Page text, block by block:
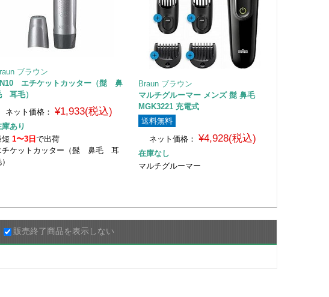
ブラウン
エチケットカッター（髭 鼻
耳毛）
ネット価格：
¥1,933(税込)
庫あり
短1〜3日で出荷
チケットカッター（髭 鼻毛 耳
Braun ブラウン
マルチグルーマー メンズ 髭 鼻毛
MGK3221 充電式
送料無料
ネット価格：
¥4,928(税込)
在庫なし
マルチグルーマー
販売終了商品を表示しない